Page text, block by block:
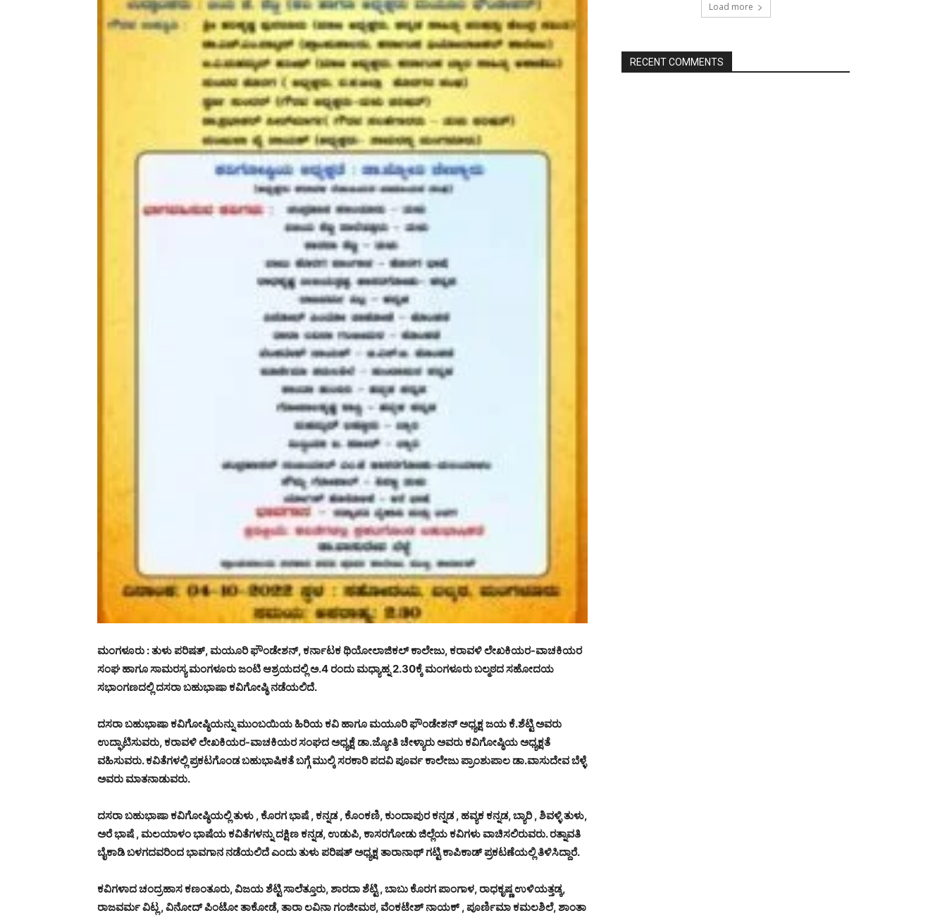
ಮಂಗಳೂರು : ತುಳು ಪರಿಷತ್, ಮಯೂರಿ ಫೌಂಡೇಶನ್, ಕರ್ನಾಟಕ ಥಿಯೋಲಾಜಿಕಲ್ ಕಾಲೇಜು, ಕರಾವಳಿ ಲೇಖಕಿಯರ-ವಾಚಕಿಯರ
ಸಂಘ ಹಾಗೂ ಸಾಮರಸ್ಯ ಮಂಗಳೂರು ಜಂಟಿ ಆಶ್ರಯದಲ್ಲಿ ಅ.4 ರಂದು ಮಧ್ಯಾಹ್ನ 2.30ಕ್ಕೆ ಮಂಗಳೂರು ಬಲ್ಮಠದ ಸಹೋದಯ
ಸಭಾಂಗಣದಲ್ಲಿ ದಸರಾ ಬಹುಭಾಷಾ ಕವಿಗೋಷ್ಠಿ ನಡೆಯಲಿದೆ.
ದಸರಾ ಬಹುಭಾಷಾ ಕವಿಗೋಷ್ಠಿಯನ್ನು ಮುಂಬಯಿಯ ಹಿರಿಯ ಕವಿ ಹಾಗೂ ಮಯೂರಿ ಫೌಂಡೇಶನ್ ಅಧ್ಯಕ್ಷ ಜಯ ಕೆ.ಶೆಟ್ಟಿ ಅವರು
ಉದ್ಘಾಟಿಸುವರು, ಕರಾವಳಿ ಲೇಖಕಿಯರ-ವಾಚಕಿಯರ ಸಂಘದ ಅಧ್ಯಕ್ಷೆ ಡಾ.ಜ್ಯೋತಿ ಚೇಳ್ಯಾರು ಅವರು ಕವಿಗೋಷ್ಠಿಯ ಅಧ್ಯಕ್ಷತೆ
ವಹಿಸುವರು. ಕವಿತೆಗಳಲ್ಲಿ ಪ್ರಕಟಗೊಂಡ ಬಹುಭಾಷಿಕತೆ ಬಗ್ಗೆ ಮುಲ್ಕಿ ಸರಕಾರಿ ಪದವಿ ಪೂರ್ವ ಕಾಲೇಜು ಪ್ರಾಂಶುಪಾಲ ಡಾ.ವಾಸುದೇವ ಬೆಳ್ಳೆ
ಅವರು ಮಾತನಾಡುವರು.
ದಸರಾ ಬಹುಭಾಷಾ ಕವಿಗೋಷ್ಠಿಯಲ್ಲಿ ತುಳು , ಕೊರಗ ಭಾಷೆ , ಕನ್ನಡ , ಕೊಂಕಣಿ, ಕುಂದಾಪುರ ಕನ್ನಡ , ಹವ್ಯಕ ಕನ್ನಡ, ಬ್ಯಾರಿ , ಶಿವಳ್ಳಿ ತುಳು,
ಅರೆ ಭಾಷೆ , ಮಲಯಾಳಂ ಭಾಷೆಯ ಕವಿತೆಗಳನ್ನು ದಕ್ಷಿಣ ಕನ್ನಡ, ಉಡುಪಿ, ಕಾಸರಗೋಡು ಜಿಲ್ಲೆಯ ಕವಿಗಳು ವಾಚಿಸಲಿರುವರು. ರತ್ನಾವತಿ
ಬೈಕಾಡಿ ಬಳಗದವರಿಂದ ಭಾವಗಾನ ನಡೆಯಲಿದೆ ಎಂದು ತುಳು ಪರಿಷತ್ ಅಧ್ಯಕ್ಷ ತಾರಾನಾಥ್ ಗಟ್ಟಿ ಕಾಪಿಕಾಡ್ ಪ್ರಕಟಣೆಯಲ್ಲಿ ತಿಳಿಸಿದ್ದಾರೆ.
ಕವಿಗಳಾದ ಚಂದ್ರಹಾಸ ಕಣಂತೂರು, ವಿಜಯ ಶೆಟ್ಟಿ ಸಾಲೆತ್ತೂರು, ಶಾರದಾ ಶೆಟ್ಟಿ , ಬಾಬು ಕೊರಗ ಪಾಂಗಾಳ, ರಾಧಕೃಷ್ಣ ಉಳಿಯತ್ತಡ್ಕ,
ರಾಜವರ್ಮ ವಿಟ್ಲ , ವಿನೋದ್ ಪಿಂಟೋ ತಾಕೋಡೆ, ತಾರಾ ಲವಿನಾ ಗಂಜೀಮಠ, ವೆಂಕಟೇಶ್ ನಾಯಕ್ , ಪೂರ್ಣಿಮಾ ಕಮಲಶಿಲೆ, ಶಾಂತಾ
Load more
RECENT COMMENTS